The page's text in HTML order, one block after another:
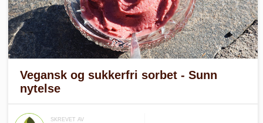
Vegansk og sukkerfri sorbet - Sunn
nytelse
SKREVET AV